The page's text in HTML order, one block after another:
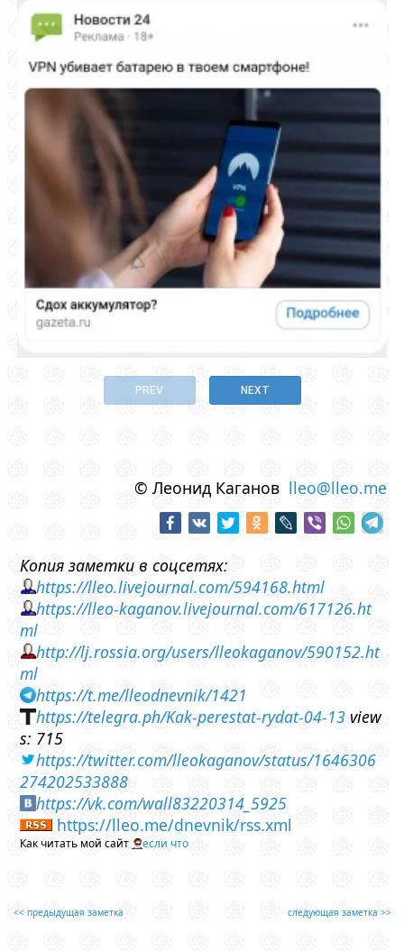
PREV NEXT
© Леонид Каганов lleo@lleo.me
Копия заметки в соцсетях:
https://lleo.livejournal.com/594168.html
https://lleo-kaganov.livejournal.com/617126.ht
ml
http://lj.rossia.org/users/lleokaganov/590152.ht
ml
https://t.me/lleodnevnik/1421
https://telegra.ph/Kak-perestat-rydat-04-13 view
s: 715
https://twitter.com/lleokaganov/status/1646306
274202533888
https://vk.com/wall83220314_5925
https://lleo.me/dnevnik/rss.xml
Как читать мой сайт если что
<< предыдущая заметка следующая заметка >>